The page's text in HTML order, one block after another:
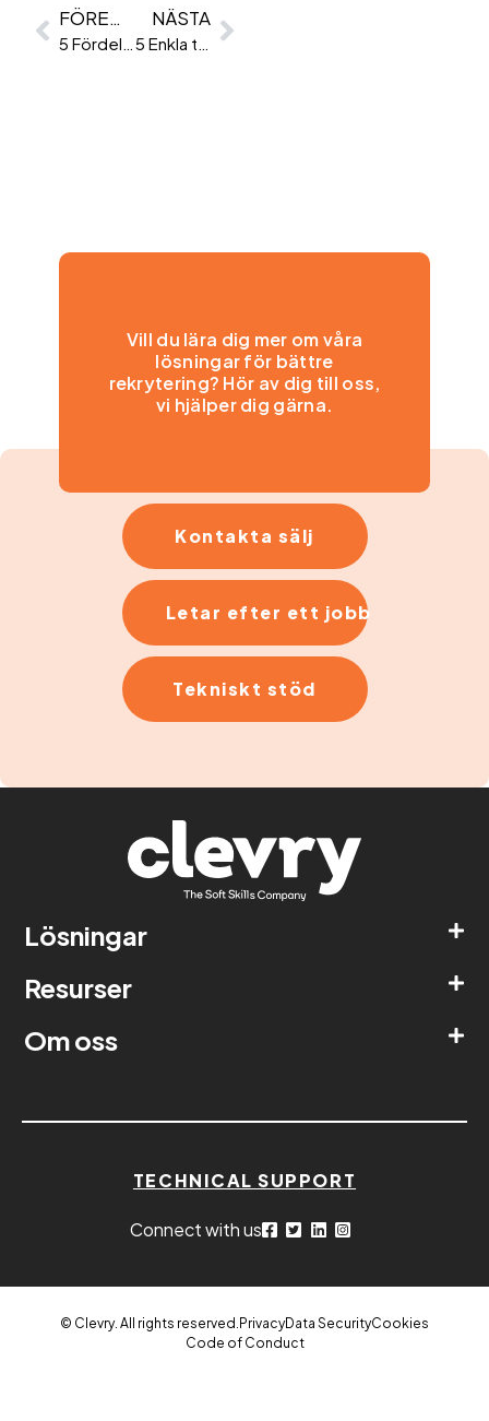
FÖREGÅENDE
5 Fördelar Med Att Jobba Extra!
NÄSTA
5 Enkla tips för att lyckas på intervjun
Vill du lära dig mer om våra
lösningar för bättre
rekrytering? Hör av dig till oss,
vi hjälper dig gärna.
Kontakta sälj
Letar efter ett jobb
Tekniskt stöd
Lösningar
Resurser
Om oss
TECHNICAL SUPPORT
Connect with us
© Clevry. All rights reserved. PrivacyData SecurityCookies
Code of Conduct